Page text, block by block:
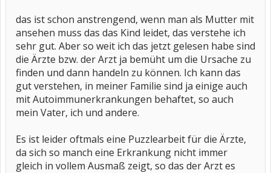
das ist schon anstrengend, wenn man als Mutter mit
ansehen muss das das Kind leidet, das verstehe ich
sehr gut. Aber so weit ich das jetzt gelesen habe sind
die Ärzte bzw. der Arzt ja bemüht um die Ursache zu
finden und dann handeln zu können. Ich kann das
gut verstehen, in meiner Familie sind ja einige auch
mit Autoimmunerkrankungen behaftet, so auch
mein Vater, ich und andere.
Es ist leider oftmals eine Puzzlearbeit für die Ärzte,
da sich so manch eine Erkrankung nicht immer
gleich in vollem Ausmaß zeigt, so das der Arzt es